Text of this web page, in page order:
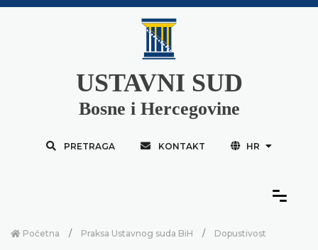
USTAVNI SUD
Bosne i Hercegovine
PRETRAGA KONTAKT HR
Početna Praksa Ustavnog suda BiH Dopustivost